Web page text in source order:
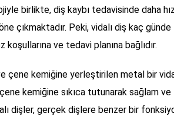
birlikte, diş kaybı tedavisinde daha
çıkmaktadır. Peki, vidalı diş kaç günde
koşullarına ve tedavi planına bağlıdır.
çene kemiğine yerleştirilen metal bir
kemiğine sıkıca tutunarak sağlam ve
dişler, gerçek dişlere benzer bir